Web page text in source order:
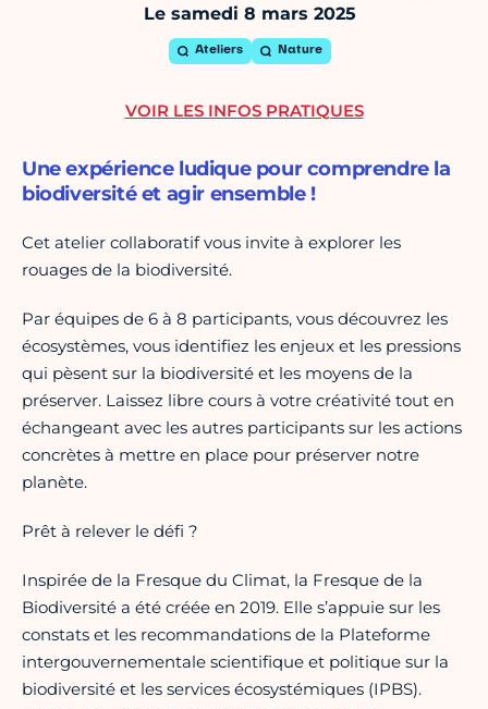
Le samedi 8 mars 2025
Ateliers Nature
Une expérience ludique pour comprendre la
biodiversité et agir ensemble !
Cet atelier collaboratif vous invite à explorer les
rouages de la biodiversité.
Par équipes de 6 à 8 participants, vous découvrez les
écosystèmes, vous identifiez les enjeux et les pressions
qui pèsent sur la biodiversité et les moyens de la
préserver. Laissez libre cours à votre créativité tout en
échangeant avec les autres participants sur les actions
concrètes à mettre en place pour préserver notre
planète.
Prêt à relever le défi ?
Inspirée de la Fresque du Climat, la Fresque de la
Biodiversité a été créée en 2019. Elle s’appuie sur les
constats et les recommandations de la Plateforme
intergouvernementale scientifique et politique sur la
biodiversité et les services écosystémiques (IPBS).
VOIR LES INFOS PRATIQUES